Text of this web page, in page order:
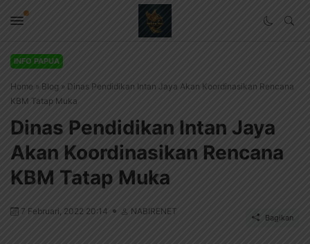
INFO PAPUA
Home » Blog » Dinas Pendidikan Intan Jaya Akan Koordinasikan Rencana
KBM Tatap Muka
Dinas Pendidikan Intan Jaya
Akan Koordinasikan Rencana
KBM Tatap Muka
7 Februari, 2022 20:14 NABIRENET
Bagikan